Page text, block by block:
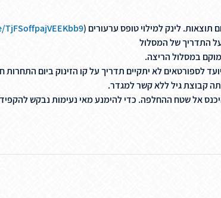
לינק למילוי טופס ערעורים (
התדריך של המסלול
לספורטאים לא יתקיים תדריך על קו הזינוק ביום
אל שטח ההחלפה. כדי להימנע מאי נעימות נבקש